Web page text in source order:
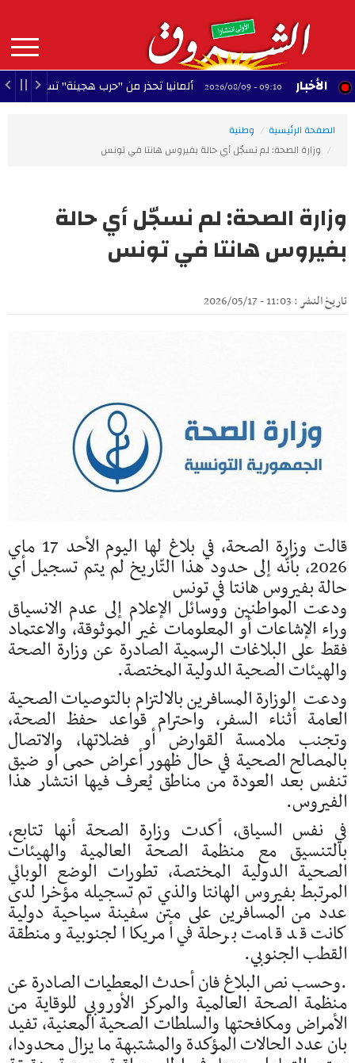
contenu
principal
MAIN
NAVIGATION الأخبار
09:10 - 2026/08/09 ألمانيا تحذر من "حرب هجينة" تستهدف استقرار
الصفحة الرئيسية
وطنية
وزارة الصحة: لم نسجّل أي حالة بفيروس هانتا في تونس
وزارة الصحة: لم نسجّل أي حالة
بفيروس هانتا في تونس
تاريخ النشر : 11:03 - 2026/05/17
قالت وزارة الصحة، في بلاغ لها اليوم الأحد 17 ماي
2026، بأنّه إلى حدود هذا التّاريخ لم يتم تسجيل أي
حالة بفيروس هانتا في تونس
ودعت المواطنين ووسائل الإعلام إلى عدم الانسياق
وراء الإشاعات أو المعلومات غير الموثوقة، والاعتماد
فقط على البلاغات الرسمية الصادرة عن وزارة الصحة
والهيئات الصحية الدولية المختصة.
ودعت الوزارة المسافرين بالالتزام بالتوصيات الصحية
العامة أثناء السفر، واحترام قواعد حفظ الصحة،
وتجنب ملامسة القوارض أو فضلاتها، والاتصال
بالمصالح الصحية في حال ظهور أعراض حمى أو ضيق
تنفس بعد العودة من مناطق يُعرف فيها انتشار هذا
الفيروس.
في نفس السياق، أكدت وزارة الصحة أنها تتابع،
بالتنسيق مع منظمة الصحة العالمية والهيئات
الصحية الدولية المختصة، تطورات الوضع الوبائي
المرتبط بفيروس الهانتا والذي تم تسجيله مؤخرا لدى
عدد من المسافرين على متن سفينة سياحية دولية
كانت قد قامت برحلة في أمريكا الجنوبية ومنطقة
القطب الجنوبي.
.وحسب نص البلاغ فان أحدث المعطيات الصادرة عن
منظمة الصحة العالمية والمركز الأوروبي للوقاية من
الأمراض ومكافحتها والسلطات الصحية المعنية، تفيد
بان عدد الحالات المؤكدة والمشتبهة ما يزال محدودا،